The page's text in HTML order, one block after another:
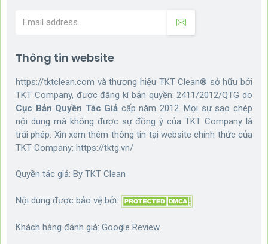
Thông tin website
https://tktclean.com và thương hiệu TKT Clean® sở hữu bởi
TKT Company, được đăng kí bản quyền: 2411/2012/QTG do
Cục Bản Quyền Tác Giả cấp năm 2012. Mọi sự sao chép
nội dung mà không được sự đồng ý của TKT Company là
trái phép. Xin xem thêm thông tin tại website chính thức của
TKT Company: https://tktg.vn/
Quyền tác giả: By TKT Clean
Nội dung được bảo vệ bởi:
Khách hàng đánh giá: Google Review